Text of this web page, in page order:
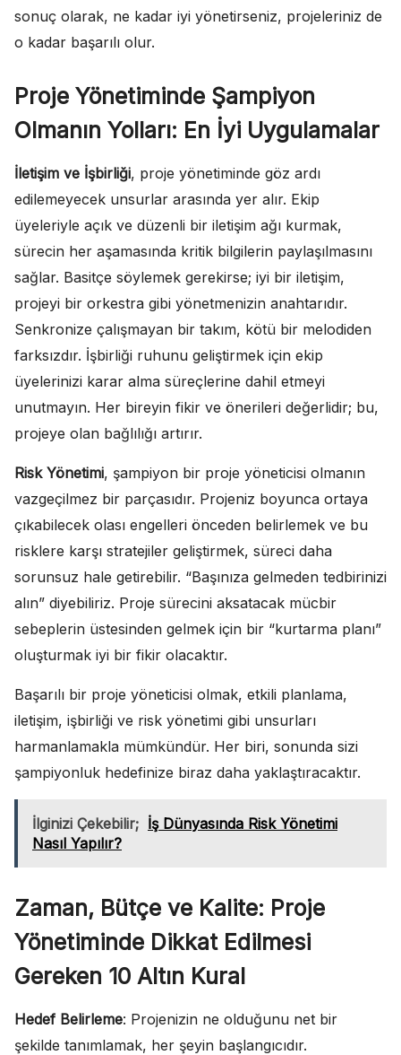
sonuç olarak, ne kadar iyi yönetirseniz, projeleriniz de
o kadar başarılı olur.
Proje Yönetiminde Şampiyon
Olmanın Yolları: En İyi Uygulamalar
İletişim ve İşbirliği, proje yönetiminde göz ardı
edilemeyecek unsurlar arasında yer alır. Ekip
üyeleriyle açık ve düzenli bir iletişim ağı kurmak,
sürecin her aşamasında kritik bilgilerin paylaşılmasını
sağlar. Basitçe söylemek gerekirse; iyi bir iletişim,
projeyi bir orkestra gibi yönetmenizin anahtarıdır.
Senkronize çalışmayan bir takım, kötü bir melodiden
farksızdır. İşbirliği ruhunu geliştirmek için ekip
üyelerinizi karar alma süreçlerine dahil etmeyi
unutmayın. Her bireyin fikir ve önerileri değerlidir; bu,
projeye olan bağlılığı artırır.
Risk Yönetimi, şampiyon bir proje yöneticisi olmanın
vazgeçilmez bir parçasıdır. Projeniz boyunca ortaya
çıkabilecek olası engelleri önceden belirlemek ve bu
risklere karşı stratejiler geliştirmek, süreci daha
sorunsuz hale getirebilir. “Başınıza gelmeden tedbirinizi
alın” diyebiliriz. Proje sürecini aksatacak mücbir
sebeplerin üstesinden gelmek için bir “kurtarma planı”
oluşturmak iyi bir fikir olacaktır.
Başarılı bir proje yöneticisi olmak, etkili planlama,
iletişim, işbirliği ve risk yönetimi gibi unsurları
harmanlamakla mümkündür. Her biri, sonunda sizi
şampiyonluk hedefinize biraz daha yaklaştıracaktır.
İlginizi Çekebilir; İş Dünyasında Risk Yönetimi
Nasıl Yapılır?
Zaman, Bütçe ve Kalite: Proje
Yönetiminde Dikkat Edilmesi
Gereken 10 Altın Kural
Hedef Belirleme: Projenizin ne olduğunu net bir
şekilde tanımlamak, her şeyin başlangıcıdır.